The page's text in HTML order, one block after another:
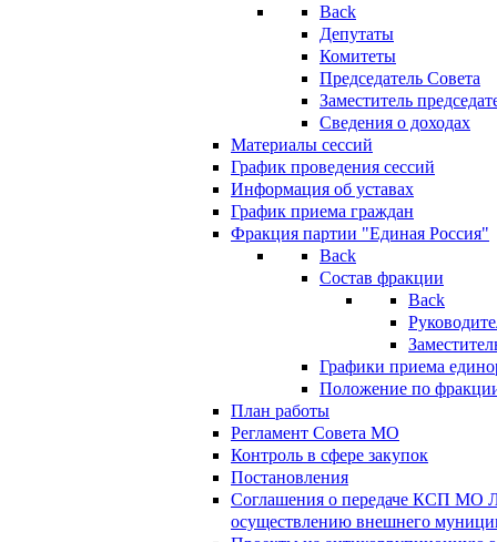
Back
Депутаты
Комитеты
Председатель Совета
Заместитель
Сведения о доходах
Материалы сессий
График проведения сессий
Информация об уставах
График приема граждан
Фракция партии "Единая Россия"
Back
Состав фракции
Back
Графики приема
Положение по
План работы
Регламент Совета МО
Контроль в сфере закупок
Постановления
Соглашения о передаче КСП МО
осуществлению внешнего